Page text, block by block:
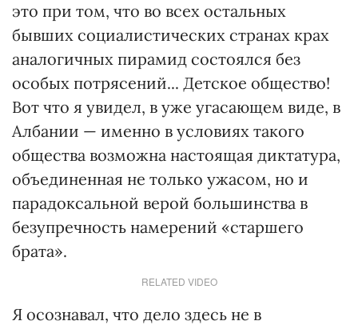
это при том, что во всех остальных
бывших социалистических странах крах
аналогичных пирамид состоялся без
особых потрясений... Детское общество!
Вот что я увидел, в уже угасающем виде, в
Албании — именно в условиях такого
общества возможна настоящая диктатура,
объединенная не только ужасом, но и
парадоксальной верой большинства в
безупречность намерений «старшего
брата».
RELATED VIDEO
Я осознавал, что дело здесь не в